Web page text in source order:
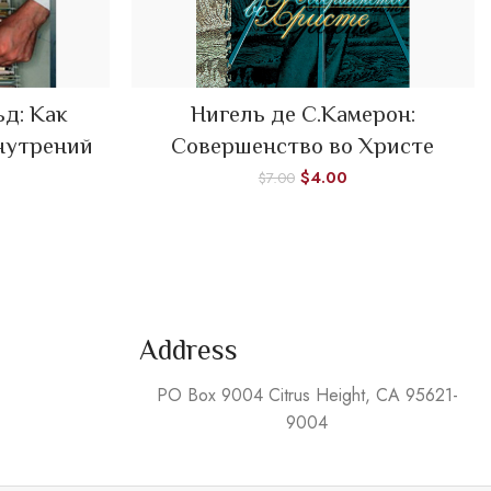
Как
ADD TO CART
Нигель де С.Камерон:
Совершенство во Христе
$7.00 $4.00
Address
PO Box 9004 Citrus Height, CA 95621-
9004